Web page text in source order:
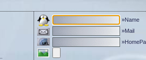
»Name
»Mail